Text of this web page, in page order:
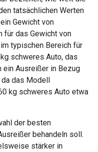
tatsächlichen Werten
Gewicht von
für das Gewicht von
typischen Bereich für
schweres Auto, das
ein Ausreißer in Bezug
das Modell
kg schweres Auto etwa
der besten
behandeln soll.
stärker in